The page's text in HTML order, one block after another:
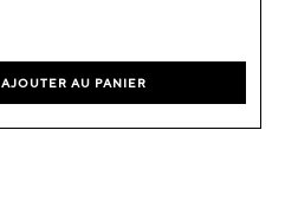
AJOUTER AU PANIER